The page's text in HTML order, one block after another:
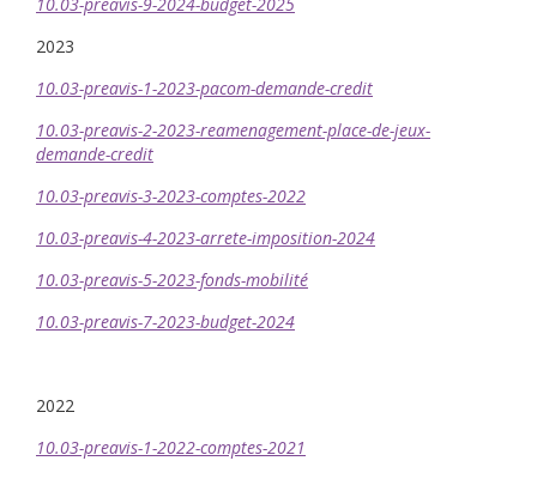
2023
10.03-preavis-1-2023-pacom-demande-credit
10.03-preavis-2-2023-reamenagement-place-de-jeux-
demande-credit
10.03-preavis-3-2023-comptes-2022
10.03-preavis-4-2023-arrete-imposition-2024
10.03-preavis-5-2023-fonds-mobilité
10.03-preavis-7-2023-budget-2024
2022
10.03-preavis-1-2022-comptes-2021